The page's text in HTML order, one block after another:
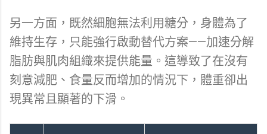
另一方面，既然細胞無法利用糖分，身體為了
維持生存，只能強行啟動替代方案——加速分解
脂肪與肌肉組織來提供能量。這導致了在沒有
刻意減肥、食量反而增加的情況下，體重卻出
現異常且顯著的下滑。